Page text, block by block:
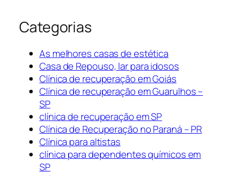
Categorias
As melhores casas de estética
Casa de Repouso, lar para idosos
Clínica de recuperação em Goiás
Clínica de recuperação em Guarulhos –
SP
clínica de recuperação em SP
Clínica de Recuperação no Paraná – PR
Clínica para altistas
clínica para dependentes químicos em
SP